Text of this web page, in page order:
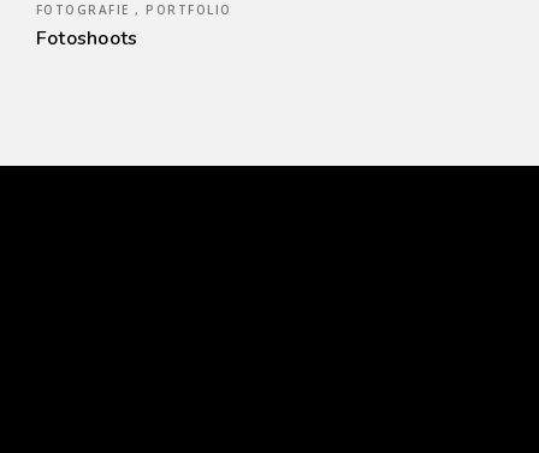
FOTOGRAFIE , PORTFOLIO
Fotoshoots